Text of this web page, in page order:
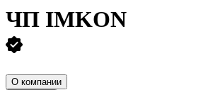
ЧП IMKON
О компании